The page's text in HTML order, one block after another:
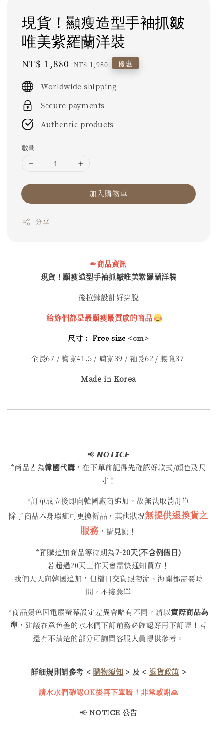
現貨！顯瘦造型手袖抓皺
唯美紫羅蘭洋裝
Sale
NT$ 1,880 Regular
NT$ 1,980 優惠
Worldwide shipping
Secure payments
Authentic products
數量
加入購物車
分享
✏商品資訊
現貨！顯瘦造型手袖抓皺唯美紫羅蘭洋裝
後拉鍊設計好穿脫
給妳們都是最顯瘦最質感的商品
尺寸 : Free size <cm>
全長67 / 胸寬41.5 / 肩寬39 / 袖長62 / 腰寬37
Made in Korea
📢 𝙉𝙊𝙏𝙄𝘾𝙀
*商品皆為韓國代購 ，在下單前記得先確認好款式/顏色及尺
寸！
*訂單成立後即向韓國廠商追加，故無法取消訂單
除了商品本身瑕疵可更換新品，其他狀況無提供退換貨之
服務，請見諒！
*預購追加商品等待期為7-20天(不含例假日)
若超過20天工作天會盡快通知買方！
我們天天向韓國追加，但檔口交貨跟物流、海關都需要時
間，不接急單
*商品顏色因電腦螢幕設定差異會略有不同，請以實際商品為
準 ，建議在意色差的水水們下訂前務必確認好再下訂喔！若
還有不清楚的部分可詢問客服人員提供參考。
詳細規則請參考 < 購物須知 > 及 < 退貨政策 >
請水水們確認OK後再下單唷！非常感謝🙏
📢NOTICE 公告